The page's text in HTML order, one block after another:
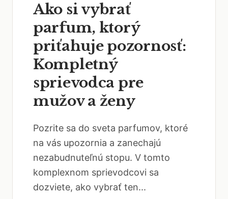
Ako si vybrať
parfum, ktorý
priťahuje pozornosť:
Kompletný
sprievodca pre
mužov a ženy
Pozrite sa do sveta parfumov, ktoré
na vás upozornia a zanechajú
nezabudnuteľnú stopu. V tomto
komplexnom sprievodcovi sa
dozviete, ako vybrať ten...